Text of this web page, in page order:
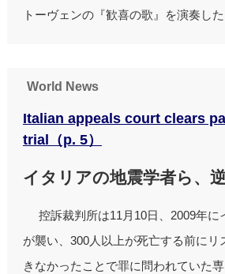
トーヴェンの『歓喜の歌』を演奏した
World News
Italian appeals court clears
trial（p. 5）
イタリアの地震学者ら、
控訴裁判所は11月10日、2009年に
が襲い、300人以上が死亡する前にリ
きなかったことで罪に問われていた